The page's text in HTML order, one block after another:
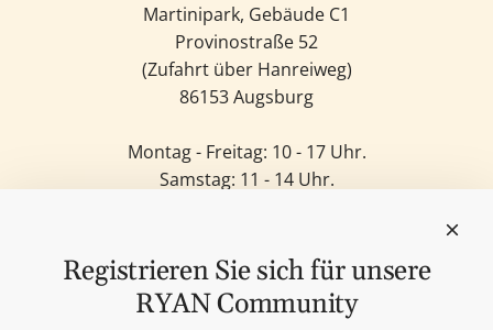
Martinipark, Gebäude C1
Provinostraße 52
(Zufahrt über Hanreiweg)
86153 Augsburg
Montag - Freitag: 10 - 17 Uhr.
Samstag: 11 - 14 Uhr.
Kerzen
Lifestyle & Deko
Unsere Marken
Registrieren Sie sich für unsere
RYAN Community